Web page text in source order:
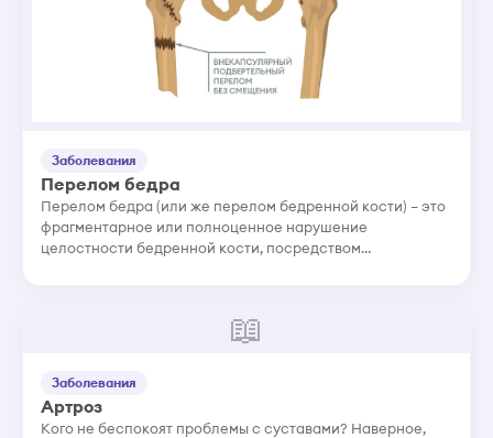
Заболевания
Перелом бедра
Перелом бедра (или же перелом бедренной кости) – это
фрагментарное или полноценное нарушение
целостности бедренной кости, посредством
📖
Заболевания
Артроз
Кого не беспокоят проблемы с суставами? Наверное,